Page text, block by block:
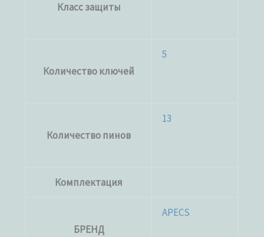
Класс защиты
Количество ключей
5
Количество пинов
13
Комплектация
БРЕНД
APECS